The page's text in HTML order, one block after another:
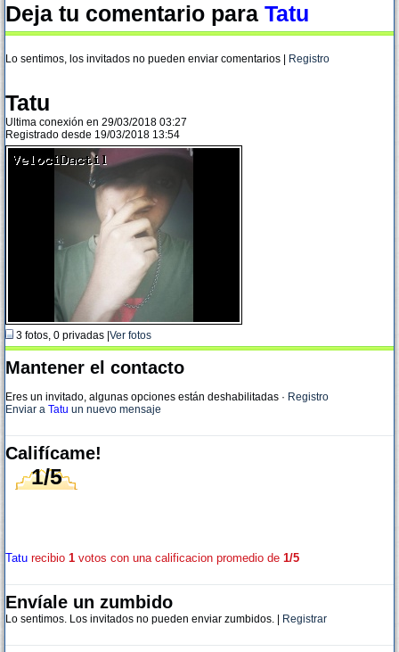
Deja tu comentario para Tatu
Lo sentimos, los invitados no pueden enviar comentarios | Registro
Tatu
Ultima conexión en 29/03/2018 03:27
Registrado desde 19/03/2018 13:54
3 fotos, 0 privadas | Ver fotos
Mantener el contacto
Eres un invitado, algunas opciones están deshabilitadas · Registro
Enviar a Tatu un nuevo mensaje
Califícame!
1/5
Tatu recibio 1 votos con una calificacion promedio de 1/5
Envíale un zumbido
Lo sentimos. Los invitados no pueden enviar zumbidos. | Registrar